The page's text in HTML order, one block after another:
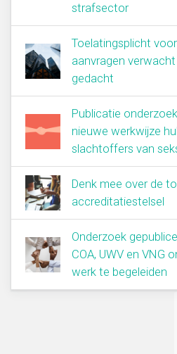
strafsector
Toelatingsplicht
aanvragen
gedacht
Publicatie
nieuwe werkwijze
slachtoffers van
Denk mee over de
accreditatiestelsel
Onderzoek
COA, UWV en VNG
werk te begeleiden